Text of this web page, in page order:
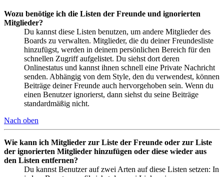
Wozu benötige ich die Listen der Freunde und ignorierten
Mitglieder?
Du kannst diese Listen benutzen, um andere Mitglieder des
Boards zu verwalten. Mitglieder, die du deiner Freundesliste
hinzufügst, werden in deinem persönlichen Bereich für den
schnellen Zugriff aufgelistet. Du siehst dort deren
Onlinestatus und kannst ihnen schnell eine Private Nachricht
senden. Abhängig von dem Style, den du verwendest, können
Beiträge deiner Freunde auch hervorgehoben sein. Wenn du
einen Benutzer ignorierst, dann siehst du seine Beiträge
standardmäßig nicht.
Nach oben
Wie kann ich Mitglieder zur Liste der Freunde oder zur Liste
der ignorierten Mitglieder hinzufügen oder diese wieder aus
den Listen entfernen?
Du kannst Benutzer auf zwei Arten auf diese Listen setzen: In